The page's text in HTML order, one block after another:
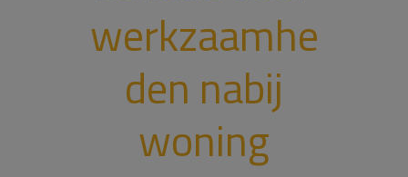
werkzaamhe
den nabij
woning